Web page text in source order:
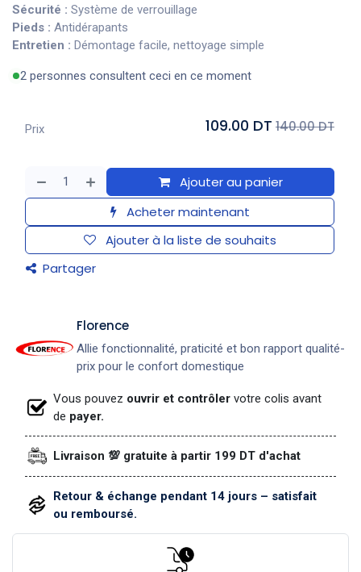
Sécurité : Système de verrouillage
Pieds : Antidérapants
Entretien : Démontage facile, nettoyage simple
2 personnes consultent ceci en ce moment
Ajouter au panier
Acheter maintenant
Ajouter à la liste de souhaits
Partager
Prix 109.00 DT 140.00 DT
​Florence
Allie fonctionnalité, praticité et bon rapport qualité-
prix pour le confort domestique
Vous pouvez ouvrir et contrôler votre colis avant
de payer.
Livraison 💯 gratuite à partir 199 DT d'achat
Retour & échange pendant 14 jours – satisfait
ou remboursé.